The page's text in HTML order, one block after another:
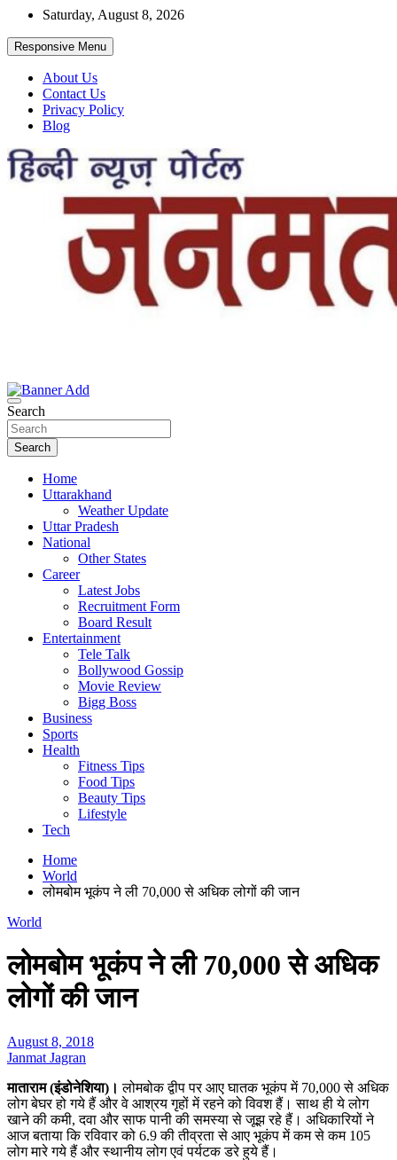
Skip
content
Saturday, August 8, 2026
Responsive Menu
About Us
Contact Us
Privacy Policy
Blog
Search
Search
Home
Uttarakhand
Weather Update
Uttar Pradesh
National
Other States
Career
Latest Jobs
Recruitment Form
Board Result
Entertainment
Tele Talk
Bollywood Gossip
Movie Review
Bigg Boss
Business
Sports
Health
Fitness Tips
Food Tips
Beauty Tips
Lifestyle
Tech
Home
World
लोमबोम भूकंप ने ली 70,000 से अधिक लोगों की जान
World
लोमबोम भूकंप ने ली 70,000 से अधिक
लोगों की जान
August 8, 2018
Janmat Jagran
माताराम (इंडोनेशिया)। लोमबोक द्वीप पर आए घातक भूकंप में 70,000 से अधिक
लोग बेघर हो गये हैं और वे आश्रय गृहों में रहने को विवश हैं। साथ ही ये लोग
खाने की कमी, दवा और साफ पानी की समस्या से जूझ रहे हैं। अधिकारियों ने
आज बताया कि रविवार को 6.9 की तीव्रता से आए भूकंप में कम से कम 105
लोग मारे गये हैं और स्थानीय लोग एवं पर्यटक डरे हुये हैं।